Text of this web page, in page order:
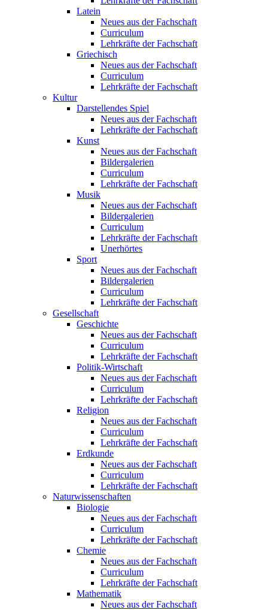
Latein
Neues aus der Fachschaft
Curriculum
Lehrkräfte der Fachschaft
Griechisch
Neues aus der Fachschaft
Curriculum
Lehrkräfte der Fachschaft
Kultur
Darstellendes Spiel
Neues aus der Fachschaft
Lehrkräfte der Fachschaft
Kunst
Neues aus der Fachschaft
Bildergalerien
Curriculum
Lehrkräfte der Fachschaft
Musik
Neues aus der Fachschaft
Bildergalerien
Curriculum
Lehrkräfte der Fachschaft
Unerhörtes
Sport
Neues aus der Fachschaft
Bildergalerien
Curriculum
Lehrkräfte der Fachschaft
Gesellschaft
Geschichte
Neues aus der Fachschaft
Curriculum
Lehrkräfte der Fachschaft
Politik-Wirtschaft
Neues aus der Fachschaft
Curriculum
Lehrkräfte der Fachschaft
Religion
Neues aus der Fachschaft
Curriculum
Lehrkräfte der Fachschaft
Erdkunde
Neues aus der Fachschaft
Curriculum
Lehrkräfte der Fachschaft
Naturwissenschaften
Biologie
Neues aus der Fachschaft
Curriculum
Lehrkräfte der Fachschaft
Chemie
Neues aus der Fachschaft
Curriculum
Lehrkräfte der Fachschaft
Mathematik
Neues aus der Fachschaft